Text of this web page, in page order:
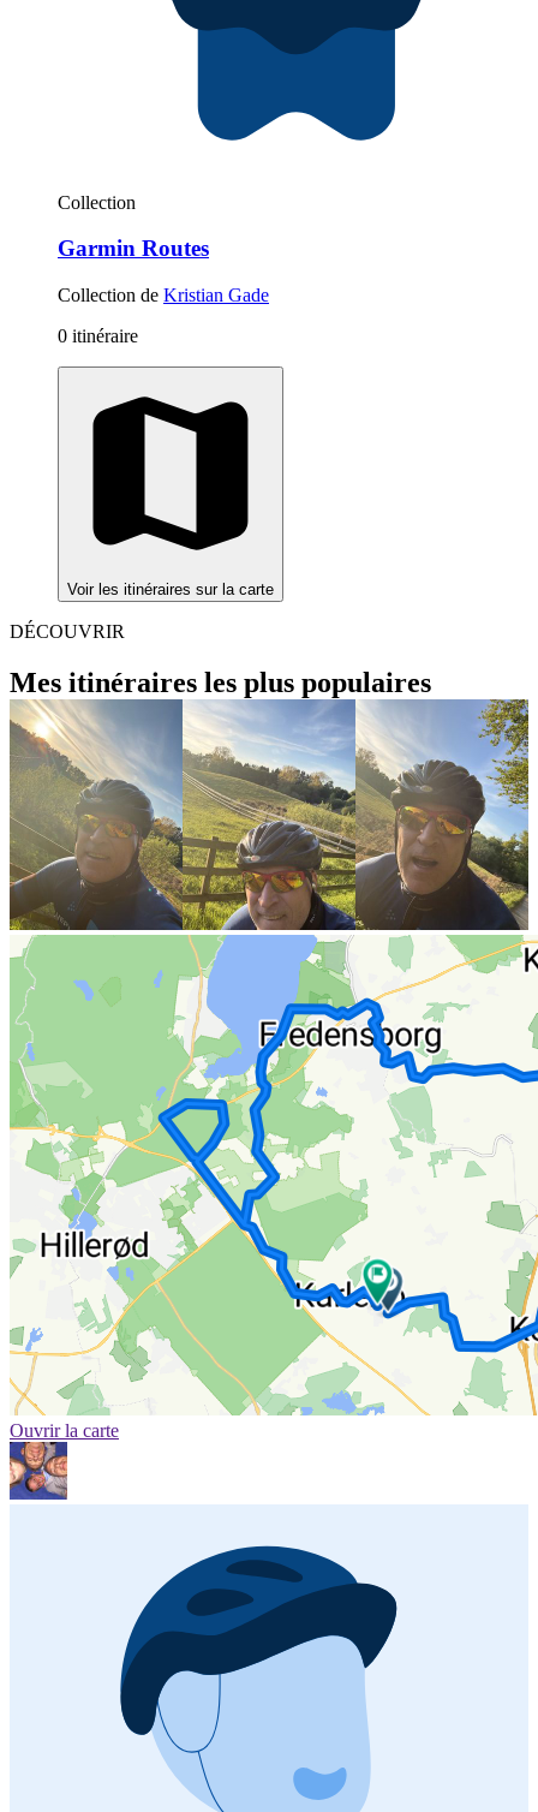
Collection
Garmin Routes
Collection de Kristian Gade
0 itinéraire
Voir les itinéraires sur la carte
DÉCOUVRIR
Mes itinéraires les plus populaires
Ouvrir la carte